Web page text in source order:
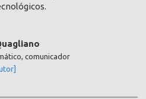
comunicador